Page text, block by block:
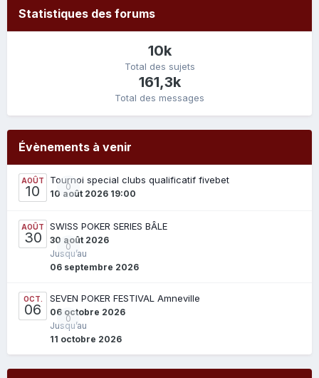
Statistiques des forums
10k
Total des sujets
161,3k
Total des messages
Évènements à venir
AOÛT
10 0
Tournoi special clubs qualificatif fivebet
10 août 2026 19:00
AOÛT
30
0
SWISS POKER SERIES BÂLE
30 août 2026
Jusqu’au
06 septembre 2026
OCT.
06
0
SEVEN POKER FESTIVAL Amneville
06 octobre 2026
Jusqu’au
11 octobre 2026